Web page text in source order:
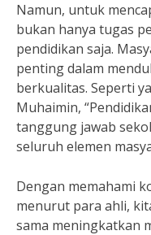
Namun, untuk
bukan hanya tugas
pendidikan saja.
penting dalam
berkualitas. Seperti
Muhaimin,
tanggung jawab
seluruh elemen
Dengan memahami
menurut para ahli,
sama meningkatkan